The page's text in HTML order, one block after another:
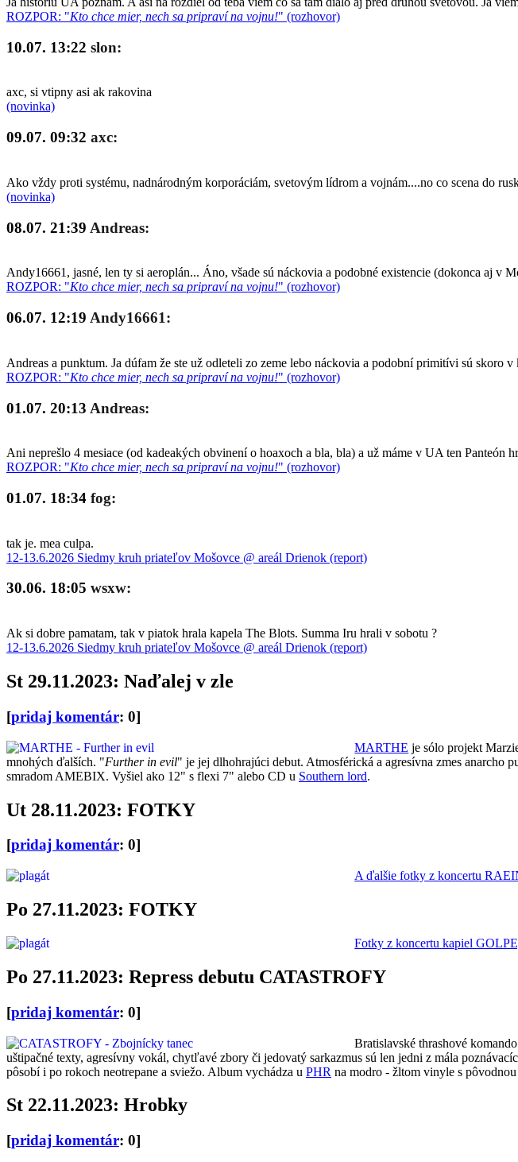
ROZPOR: "Kto chce mier, nech sa pripraví na vojnu!" (rozhovor)
10.07. 13:22 slon:
axc, si vtipny asi ak rakovina
(novinka)
09.07. 09:32 axc:
Ako vždy proti systému, nadnárodným korporáciám, svetovým lídrom a vojnám....no co scena do
(novinka)
08.07. 21:39 Andreas:
Andy16661, jasné, len ty si aeroplán... Áno, všade sú náckovia a podobné existencie (dokonca aj v
ROZPOR: "Kto chce mier, nech sa pripraví na vojnu!" (rozhovor)
06.07. 12:19 Andy16661:
Andreas a punktum. Ja dúfam že ste už odleteli zo zeme lebo náckovia a podobní primitívi sú skoro v
ROZPOR: "Kto chce mier, nech sa pripraví na vojnu!" (rozhovor)
01.07. 20:13 Andreas:
Ani neprešlo 4 mesiace (od kadeakých obvinení o hoaxoch a bla, bla) a už máme v UA ten
ROZPOR: "Kto chce mier, nech sa pripraví na vojnu!" (rozhovor)
01.07. 18:34 fog:
tak je. mea culpa.
12-13.6.2026 Siedmy kruh priateľov Mošovce @ areál Drienok (report)
30.06. 18:05 wsxw:
Ak si dobre pamatam, tak v piatok hrala kapela The Blots. Summa Iru hrali v sobotu ?
12-13.6.2026 Siedmy kruh priateľov Mošovce @ areál Drienok (report)
St 29.11.2023: Naďalej v zle
[pridaj komentár: 0]
MARTHE je sólo projekt
mnohých ďalších. "Further in evil" je jej dlhohrajúci debut. Atmosférická a agresívna zmes
smradom AMEBIX. Vyšiel ako 12" s flexi 7" alebo CD u Southern lord.
Ut 28.11.2023: FOTKY
[pridaj komentár: 0]
A ďalšie fotky z koncertu
Po 27.11.2023: FOTKY
Fotky z koncertu kapiel
Po 27.11.2023: Repress debutu CATASTROFY
[pridaj komentár: 0]
Bratislavské thrashové
uštipačné texty, agresívny vokál, chytľavé zbory či jedovatý sarkazmus sú len jedni z mála
pôsobí i po rokoch neotrepane a sviežo. Album vychádza u PHR na modro - žltom vinyle s
St 22.11.2023: Hrobky
[pridaj komentár: 0]